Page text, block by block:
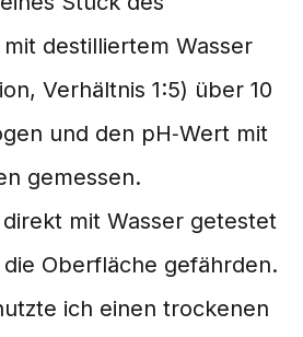
destilliertem Wasser
Verhältnis 1:5) über 10
und den pH‑Wert mit
gemessen.
mit Wasser getestet
Oberfläche gefährden.
ich einen trockenen